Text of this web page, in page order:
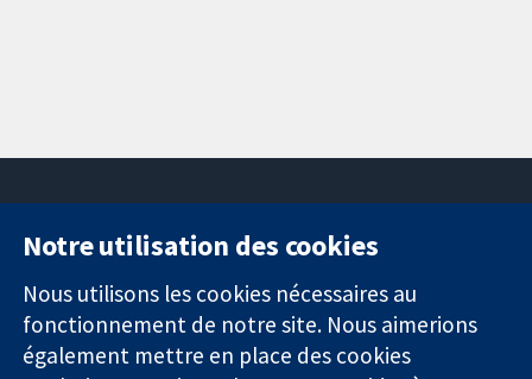
Des données
probantes.
Des décisions
11-13 Cavendish
Square
Londres
W1G0AN
Royaume-Uni
nous
Actualités
Service de
presse
Notre utilisation des cookies
Nous utilisons les cookies nécessaires au
fonctionnement de notre site. Nous aimerions
également mettre en place des cookies